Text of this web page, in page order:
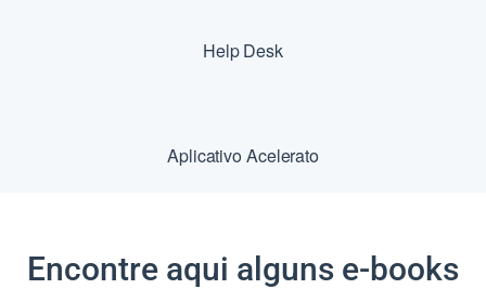
Help Desk
Aplicativo Acelerato
Encontre aqui alguns e-books